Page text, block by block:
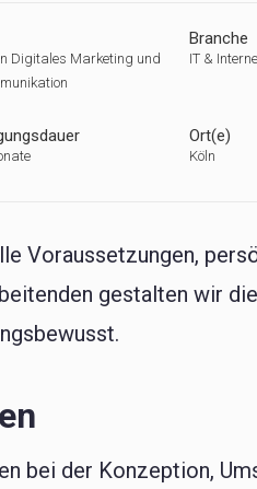
Digitales Marketing und
Branche
IT &
Ort(e)
Köln
Voraussetzungen,
gestalten wir
bei der Konzeption,